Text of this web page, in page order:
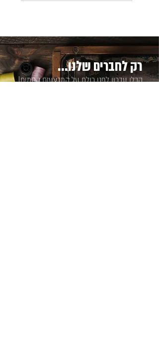
קבלו עדכון לפני כולם על המבצעים החמים!
רק לחברים שלנו...